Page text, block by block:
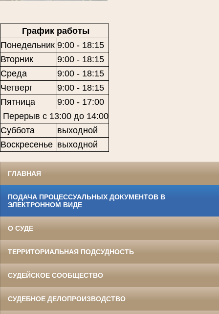
График работы
Понедельник 9:00 - 18:15
Вторник
9:00 - 18:15
Среда
9:00 - 18:15
Четверг
9:00 - 18:15
Пятница
9:00 - 17:00
Перерыв с 13:00 до 14:00
Суббота
выходной
Воскресенье выходной
ГЛАВНАЯ
ПОДАЧА ПРОЦЕССУАЛЬНЫХ ДОКУМЕНТОВ В
ЭЛЕКТРОННОМ ВИДЕ
О СУДЕ
ТЕРРИТОРИАЛЬНАЯ ПОДСУДНОСТЬ
СУДЕЙСКОЕ СООБЩЕСТВО
СУДЕБНОЕ ДЕЛОПРОИЗВОДСТВО